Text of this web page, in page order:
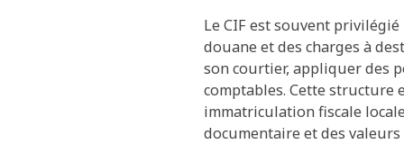
Le CIF est souvent
douane et des charges à
son courtier, appliquer des
comptables. Cette
immatriculation fiscale
documentaire et des